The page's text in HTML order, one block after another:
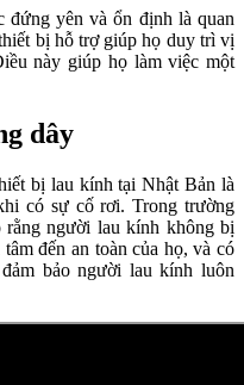
yên và ổn định là quan
bị hỗ trợ giúp họ duy trì vị
này giúp họ làm việc một
dây
bị lau kính tại Nhật Bản là
có sự cố rơi. Trong trường
rằng người lau kính không bị
đến an toàn của họ, và có
bảo người lau kính luôn